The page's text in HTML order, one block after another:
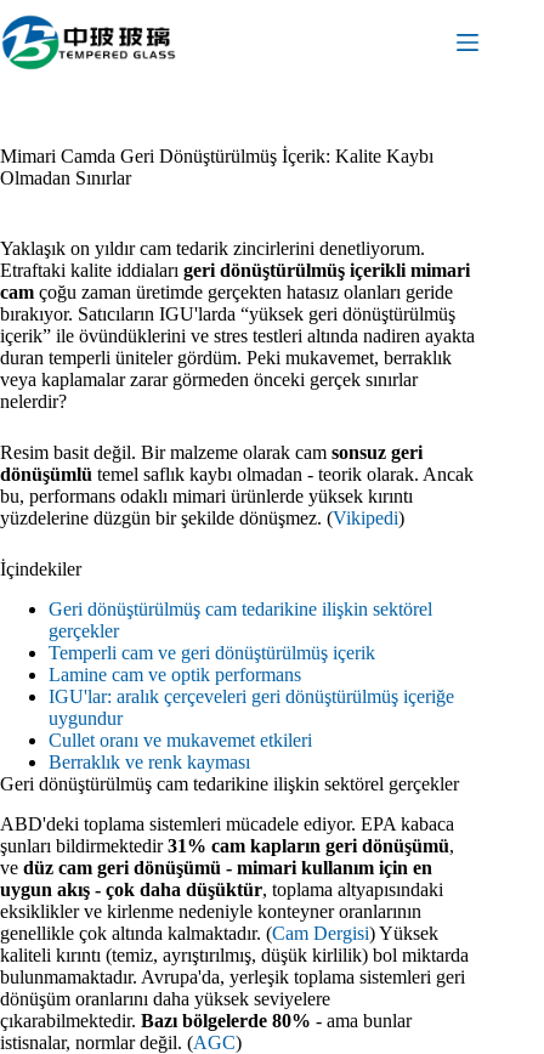
geç
Mimari Camda Geri Dönüştürülmüş İçerik: Kalite Kaybı
Olmadan Sınırlar
Yaklaşık on yıldır cam tedarik zincirlerini denetliyorum.
Etraftaki kalite iddiaları geri dönüştürülmüş içerikli mimari
cam çoğu zaman üretimde gerçekten hatasız olanları geride
bırakıyor. Satıcıların IGU'larda “yüksek geri dönüştürülmüş
içerik” ile övündüklerini ve stres testleri altında nadiren ayakta
duran temperli üniteler gördüm. Peki mukavemet, berraklık
veya kaplamalar zarar görmeden önceki gerçek sınırlar
nelerdir?
Resim basit değil. Bir malzeme olarak cam sonsuz geri
dönüşümlü temel saflık kaybı olmadan - teorik olarak. Ancak
bu, performans odaklı mimari ürünlerde yüksek kırıntı
yüzdelerine düzgün bir şekilde dönüşmez. (Vikipedi)
İçindekiler
Geri dönüştürülmüş cam tedarikine ilişkin sektörel
gerçekler
Temperli cam ve geri dönüştürülmüş içerik
Lamine cam ve optik performans
IGU'lar: aralık çerçeveleri geri dönüştürülmüş içeriğe
uygundur
Cullet oranı ve mukavemet etkileri
Berraklık ve renk kayması
Geri dönüştürülmüş cam tedarikine ilişkin sektörel gerçekler
ABD'deki toplama sistemleri mücadele ediyor. EPA kabaca
şunları bildirmektedir31% cam kapların geri dönüşümü,
ve düz cam geri dönüşümü - mimari kullanım için en
uygun akış - çok daha düşüktür, toplama altyapısındaki
eksiklikler ve kirlenme nedeniyle konteyner oranlarının
genellikle çok altında kalmaktadır. (Cam Dergisi) Yüksek
kaliteli kırıntı (temiz, ayrıştırılmış, düşük kirlilik) bol miktarda
bulunmamaktadır. Avrupa'da, yerleşik toplama sistemleri geri
dönüşüm oranlarını daha yüksek seviyelere
çıkarabilmektedir. Bazı bölgelerde 80% - ama bunlar
istisnalar, normlar değil. (AGC)